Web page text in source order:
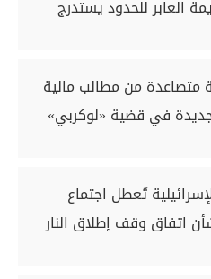
العابر للحدود يستدرج
متصاعدة من مطالب مالية
في قضية «لوكربي»
تُعطل اجتماع
اتفاق وقف إطلاق النار